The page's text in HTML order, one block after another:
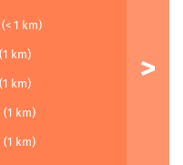
(< 1 km)
(1 km)
(1 km)
(1 km)
(1 km)